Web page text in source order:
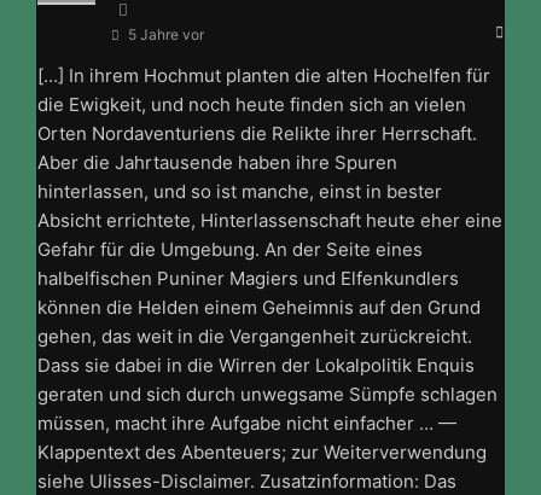
5 Jahre vor
[…] In ihrem Hochmut planten die alten Hochelfen für
die Ewigkeit, und noch heute finden sich an vielen
Orten Nordaventuriens die Relikte ihrer Herrschaft.
Aber die Jahrtausende haben ihre Spuren
hinterlassen, und so ist manche, einst in bester
Absicht errichtete, Hinterlassenschaft heute eher eine
Gefahr für die Umgebung. An der Seite eines
halbelfischen Puniner Magiers und Elfenkundlers
können die Helden einem Geheimnis auf den Grund
gehen, das weit in die Vergangenheit zurückreicht.
Dass sie dabei in die Wirren der Lokalpolitik Enquis
geraten und sich durch unwegsame Sümpfe schlagen
müssen, macht ihre Aufgabe nicht einfacher … —
Klappentext des Abenteuers; zur Weiterverwendung
siehe Ulisses-Disclaimer. Zusatzinformation: Das